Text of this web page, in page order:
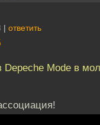
| ответить
Depeche Mode в